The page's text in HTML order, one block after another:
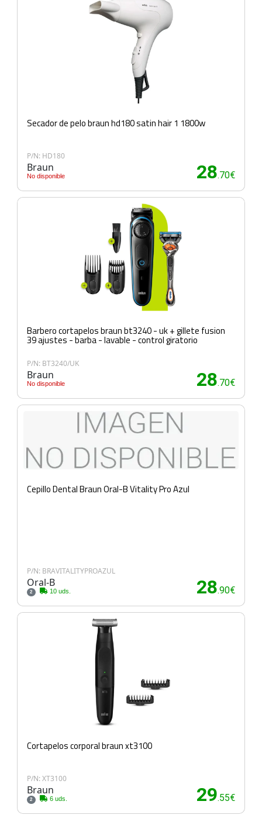
Secador de pelo braun hd180 satin hair 1 1800w
P/N: HD180
Braun
No disponible 28.70€
Barbero cortapelos braun bt3240 - uk + gillete fusion
39 ajustes - barba - lavable - control giratorio
P/N: BT3240/UK
Braun
No disponible 28.70€
Cepillo Dental Braun Oral-B Vitality Pro Azul
P/N: BRAVITALITYPROAZUL
Oral-B
2 10 uds. 28.90€
Cortapelos corporal braun xt3100
P/N: XT3100
Braun
2 6 uds. 29.55€